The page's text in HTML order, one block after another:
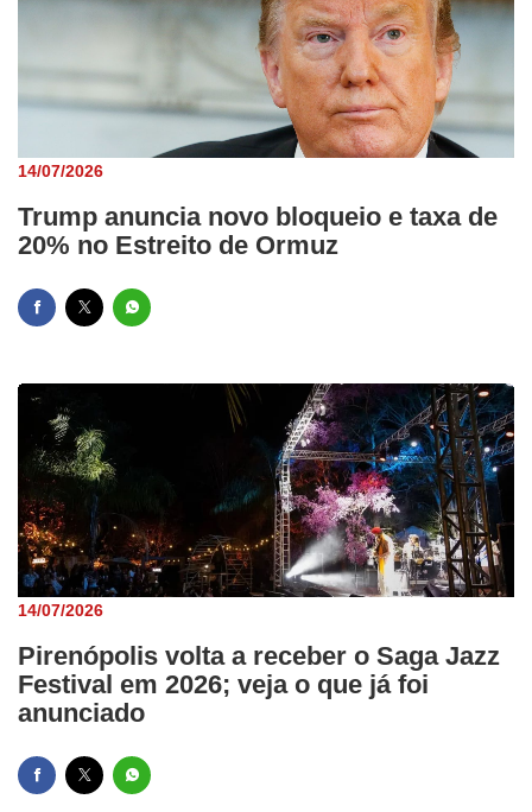
14/07/2026
Trump anuncia novo bloqueio e taxa de
20% no Estreito de Ormuz
14/07/2026
Pirenópolis volta a receber o Saga Jazz
Festival em 2026; veja o que já foi
anunciado